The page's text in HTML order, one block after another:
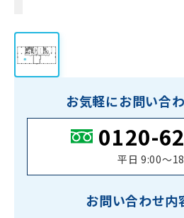
お気軽にお問い合
0120-
平日 9:00〜
お問い合わせ内